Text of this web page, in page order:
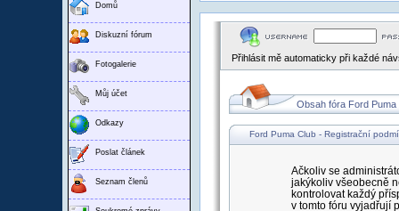
Domů
Diskuzní fórum
Fotogalerie
Můj účet
Odkazy
Poslat článek
Seznam členů
Přihlásit mě automaticky při každé
Obsah fóra Ford Puma
Ford Puma Club - Registrační
Ačkoliv se
jakýkoliv všeobecně
kontrolovat každý
v tomto fóru vyjadřují